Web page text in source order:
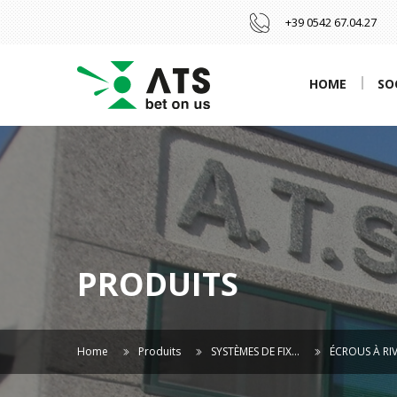
+39 0542 67.04.27
HOME
PRODUITS
Home Produits SYSTÈMES DE FIX… ÉCROUS À